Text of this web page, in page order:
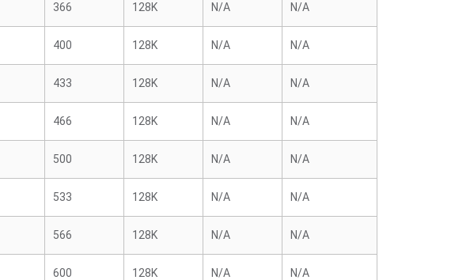
366 128K N/A N/A
400 128K N/A N/A
433 128K N/A N/A
466 128K N/A N/A
500 128K N/A N/A
533 128K N/A N/A
566 128K N/A N/A
600 128K N/A N/A